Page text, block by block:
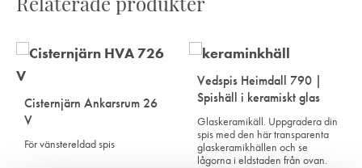
Relaterade produkter
Cisternjärn Ankarsrum 26
V
För vänstereldad spis
Vedspis Heimdall 790 |
Spishäll i keramiskt glas
Glaskeramikäll. Uppgradera din
spis med den här transparenta
glaskeramikhällen och se
lågorna i eldstaden från ovan.